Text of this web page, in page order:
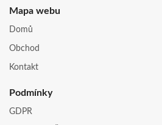
Mapa webu
Domů
Obchod
Kontakt
Podmínky
GDPR